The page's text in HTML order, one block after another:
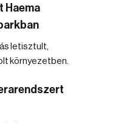
Haema
letisztult,
környezetben.